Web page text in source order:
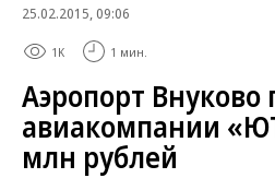
25.02.2015, 09:06
1K 1 мин.
Аэропорт Внуково
авиакомпании
млн рублей